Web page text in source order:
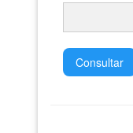
Consultar